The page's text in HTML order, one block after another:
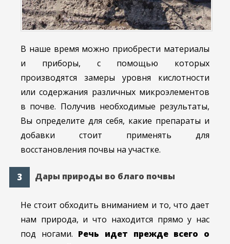
В наше время можно приобрести материалы
и приборы, с помощью которых
производятся замеры уровня кислотности
или содержания различных микроэлементов
в почве. Получив необходимые результаты,
Вы определите для себя, какие препараты и
добавки стоит применять для
восстановления почвы на участке.
Дары природы во благо почвы
Не стоит обходить вниманием и то, что дает
нам природа, и что находится прямо у нас
под ногами. Речь идет прежде всего о